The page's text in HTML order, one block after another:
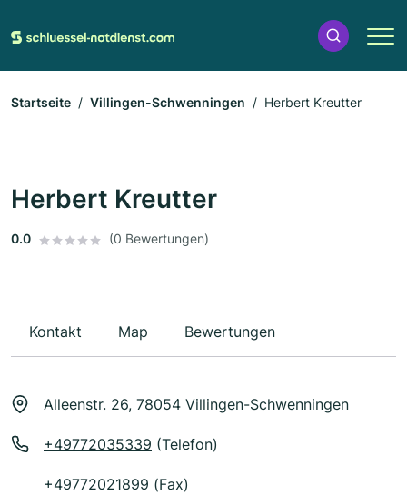
Startseite Villingen-Schwenningen Herbert Kreutter
Herbert Kreutter
0.0 (0 Bewertungen)
Kontakt Map Bewertungen
Alleenstr. 26, 78054 Villingen-Schwenningen
+49772035339 (Telefon)
+49772021899 (Fax)